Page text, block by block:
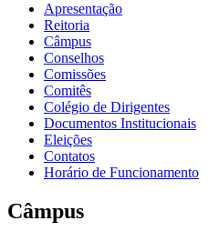
Apresentação
Reitoria
Câmpus
Conselhos
Comissões
Comitês
Colégio de Dirigentes
Documentos Institucionais
Eleições
Contatos
Horário de Funcionamento
Câmpus